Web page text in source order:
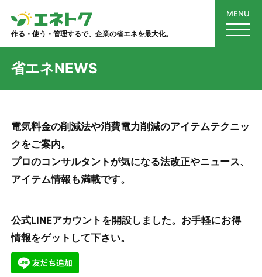
作る・使う・管理するで、企業の省エネを最大化。
MENU
省エネNEWS
電気料金の削減法や消費電力削減のアイテムテクニッ
クをご案内。
プロのコンサルタントが気になる法改正やニュース、
アイテム情報も満載です。
公式LINEアカウントを開設しました。お手軽にお得
情報をゲットして下さい。